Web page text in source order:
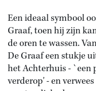
Een ideaal symbool
Graaf, toen hij zijn
de oren te wassen.
De Graaf een stukje
het Achterhuis - `een
verderop' - en